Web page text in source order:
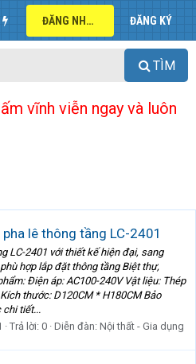
ĐĂNG NHẬP ĐĂNG KÝ
TÌM
vĩnh viễn ngay và luôn
lê thông tầng LC-2401
LC-2401 với thiết kế hiện đại, sang
hợp lắp đặt thông tầng Biệt thự,
Điện áp: AC100-240V Vật liệu: Thép
thước: D120CM * H180CM Bảo
chi tiết...
Trả lời: 0 Diễn đàn: Nội thất - Gia dụng